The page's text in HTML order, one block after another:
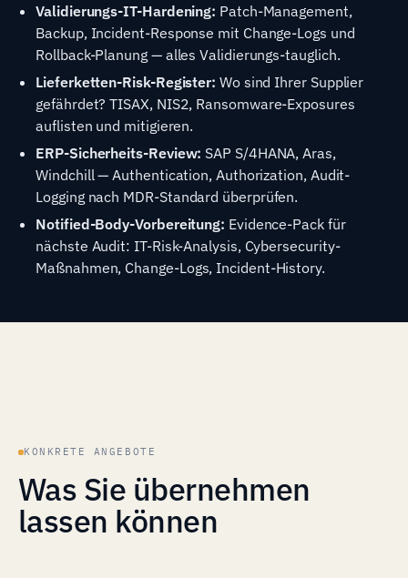
Validierungs-IT-Hardening: Patch-Management,
Backup, Incident-Response mit Change-Logs und
Rollback-Planung — alles Validierungs-tauglich.
Lieferketten-Risk-Register: Wo sind Ihrer Supplier
gefährdet? TISAX, NIS2, Ransomware-Exposures
auflisten und mitigieren.
ERP-Sicherheits-Review: SAP S/4HANA, Aras,
Windchill — Authentication, Authorization, Audit-
Logging nach MDR-Standard überprüfen.
Notified-Body-Vorbereitung: Evidence-Pack für
nächste Audit: IT-Risk-Analysis, Cybersecurity-
Maßnahmen, Change-Logs, Incident-History.
KONKRETE ANGEBOTE
Was Sie übernehmen
lassen können